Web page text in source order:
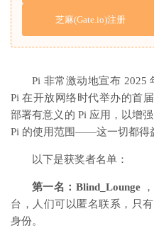
芝麻(Gate.io)注册
Pi 非常激动地宣布 2025
Pi 在开放网络时代举办的首
部署有意义的 Pi 应用，以增
Pi 的使用范围——这一切都得
以下是获奖者名单：
第一名：Blind_Lounge
台，人们可以匿名联系，只
身份。